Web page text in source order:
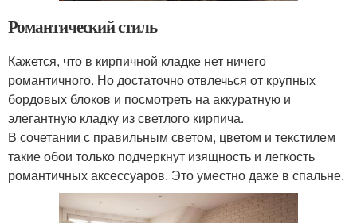
Романтический стиль
Кажется, что в кирпичной кладке нет ничего
романтичного. Но достаточно отвлечься от крупных
бордовых блоков и посмотреть на аккуратную и
элегантную кладку из светлого кирпича.
В сочетании с правильным светом, цветом и текстилем
такие обои только подчеркнут изящность и легкость
романтичных аксессуаров. Это уместно даже в спальне.